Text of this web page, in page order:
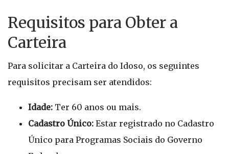
Requisitos para Obter a
Carteira
Para solicitar a Carteira do Idoso, os seguintes
requisitos precisam ser atendidos:
Idade: Ter 60 anos ou mais.
Cadastro Único: Estar registrado no Cadastro
Único para Programas Sociais do Governo